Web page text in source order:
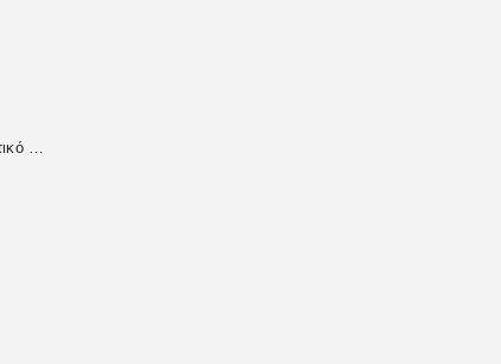
Χειροποίητο Διακοσμητικό από Υγρό Γυαλί για Συναδέλφους – Προσωποποιημένο Δώρο με Αφιέρωση